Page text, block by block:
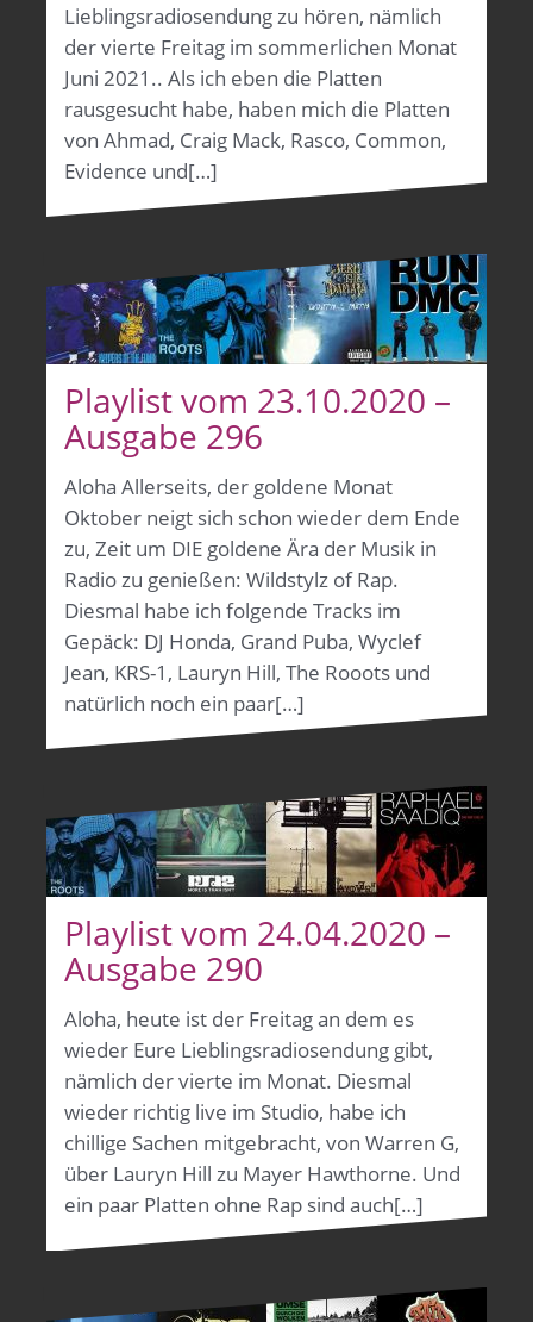
Lieblingsradiosendung zu hören, nämlich
der vierte Freitag im sommerlichen Monat
Juni 2021.. Als ich eben die Platten
rausgesucht habe, haben mich die Platten
von Ahmad, Craig Mack, Rasco, Common,
Evidence und[…]
Playlist vom 23.10.2020 –
Ausgabe 296
Aloha Allerseits, der goldene Monat
Oktober neigt sich schon wieder dem Ende
zu, Zeit um DIE goldene Ära der Musik in
Radio zu genießen: Wildstylz of Rap.
Diesmal habe ich folgende Tracks im
Gepäck: DJ Honda, Grand Puba, Wyclef
Jean, KRS-1, Lauryn Hill, The Rooots und
natürlich noch ein paar[…]
Playlist vom 24.04.2020 –
Ausgabe 290
Aloha, heute ist der Freitag an dem es
wieder Eure Lieblingsradiosendung gibt,
nämlich der vierte im Monat. Diesmal
wieder richtig live im Studio, habe ich
chillige Sachen mitgebracht, von Warren G,
über Lauryn Hill zu Mayer Hawthorne. Und
ein paar Platten ohne Rap sind auch[…]